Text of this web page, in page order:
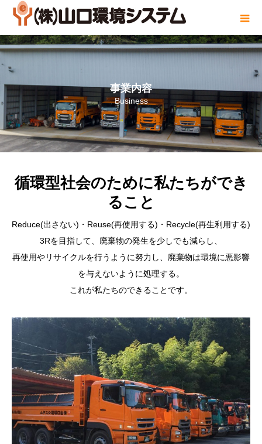
事業内容
Business
循環型社会のために私たちができ
ること
Reduce(出さない)・Reuse(再使用する)・Recycle(再生利用する)
3Rを目指して、廃棄物の発生を少しでも減らし、
再使用やリサイクルを行うように努力し、廃棄物は環境に悪影響
を与えないように処理する。
これが私たちのできることです。